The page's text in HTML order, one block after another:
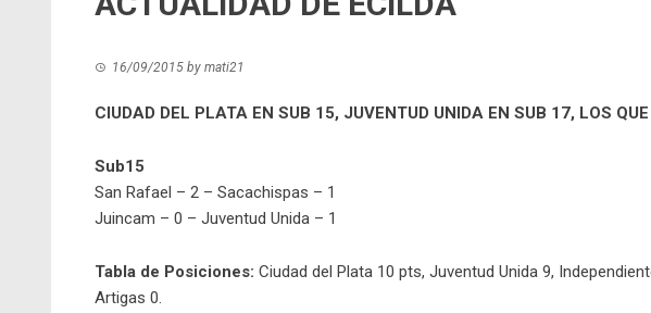
16/09/2015 by mati21
CIUDAD DEL PLATA EN SUB 15, JUVENTUD UNIDA EN SUB 17, LOS
Sub15
San Rafael – 2 – Sacachispas – 1
Juincam – 0 – Juventud Unida – 1
Tabla de Posiciones: Ciudad del Plata 10 pts, Juventud Unida 9,
Artigas 0.